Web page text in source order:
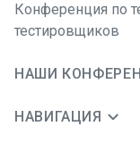
Конференция по
тестировщиков
НАШИ
НАВИГАЦИЯ